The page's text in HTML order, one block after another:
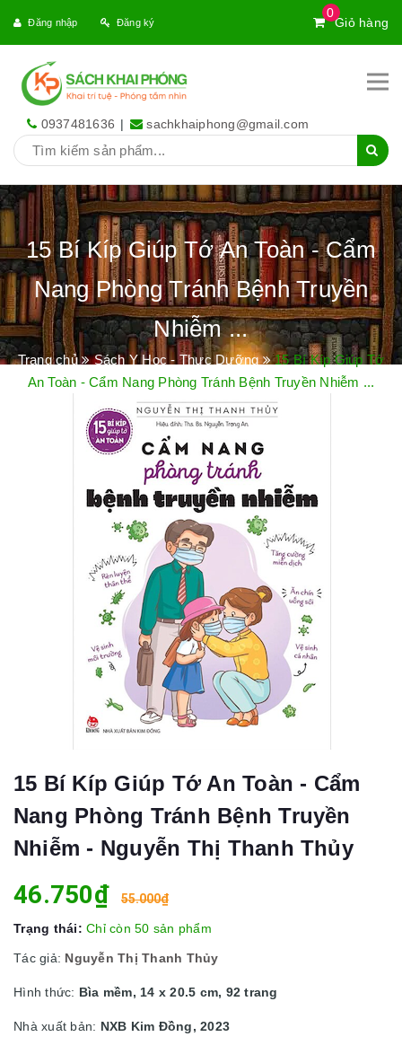
0
Giỏ hàng
Đăng nhập Đăng ký
0937481636 | sachkhaiphong@gmail.com
15 Bí Kíp Giúp Tớ An Toàn - Cẩm
Nang Phòng Tránh Bệnh Truyền
Nhiễm ...
Trang chủ Sách Y Học - Thực Dưỡng
15 Bí Kíp Giúp Tớ
An Toàn - Cẩm Nang Phòng Tránh Bệnh Truyền Nhiễm ...
15 Bí Kíp Giúp Tớ An Toàn - Cẩm
Nang Phòng Tránh Bệnh Truyền
Nhiễm - Nguyễn Thị Thanh Thủy
46.750₫ 55.000₫
Trạng thái: Chỉ còn 50 sản phẩm
Tác giả: Nguyễn Thị Thanh Thủy
Hình thức: Bìa mềm, 14 x 20.5 cm, 92 trang
Nhà xuất bản: NXB Kim Đồng, 2023